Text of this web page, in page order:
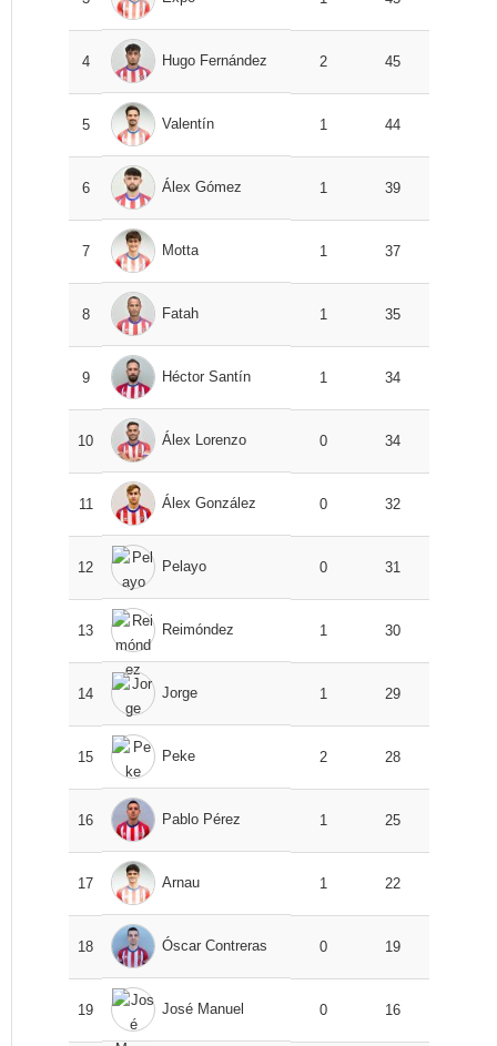
4 Hugo Fernández 2 45
5 Valentín 1 44
6 Álex Gómez 1 39
7 Motta 1 37
8 Fatah 1 35
9 Héctor Santín 1 34
10 Álex Lorenzo 0 34
11 Álex González 0 32
12 Pelayo 0 31
13 Reimóndez 1 30
14 Jorge 1 29
15 Peke 2 28
16 Pablo Pérez 1 25
17 Arnau 1 22
18 Óscar Contreras 0 19
19 José Manuel 0 16